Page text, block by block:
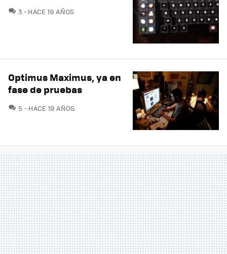
3 COMENTARIOS
HACE 19 AÑOS
Optimus Maximus, ya en
fase de pruebas
5 COMENTARIOS
HACE 19 AÑOS